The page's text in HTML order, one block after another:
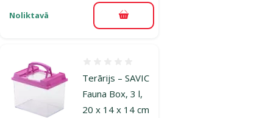
Noliktavā Pievienot grozam
Terārijs – SAVIC
Fauna Box, 3 l,
20 x 14 x 14 cm